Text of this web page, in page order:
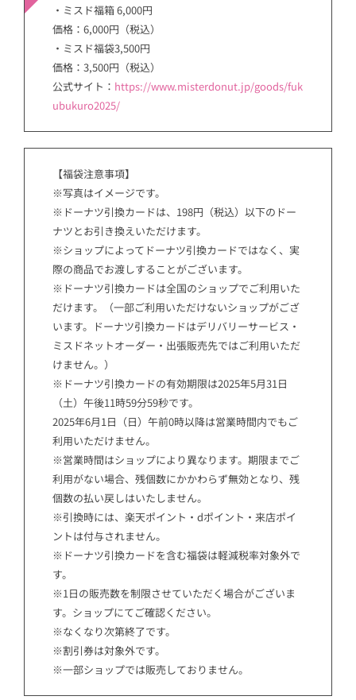
・ミスド福箱 6,000円
価格：6,000円（税込）
・ミスド福袋3,500円
価格：3,500円（税込）
公式サイト： https://www.misterdonut.jp/goods/fuk
ubukuro2025/
【福袋注意事項】
※写真はイメージです。
※ドーナツ引換カードは、198円（税込）以下のドー
ナツとお引き換えいただけます。
※ショップによってドーナツ引換カードではなく、実
際の商品でお渡しすることがございます。
※ドーナツ引換カードは全国のショップでご利用いた
だけます。（一部ご利用いただけないショップがござ
います。ドーナツ引換カードはデリバリーサービス・
ミスドネットオーダー・出張販売先ではご利用いただ
けません。）
※ドーナツ引換カードの有効期限は2025年5月31日
（土）午後11時59分59秒です。
2025年6月1日（日）午前0時以降は営業時間内でもご
利用いただけません。
※営業時間はショップにより異なります。期限までご
利用がない場合、残個数にかかわらず無効となり、残
個数の払い戻しはいたしません。
※引換時には、楽天ポイント・dポイント・来店ポイ
ントは付与されません。
※ドーナツ引換カードを含む福袋は軽減税率対象外で
す。
※1日の販売数を制限させていただく場合がございま
す。ショップにてご確認ください。
※なくなり次第終了です。
※割引券は対象外です。
※一部ショップでは販売しておりません。